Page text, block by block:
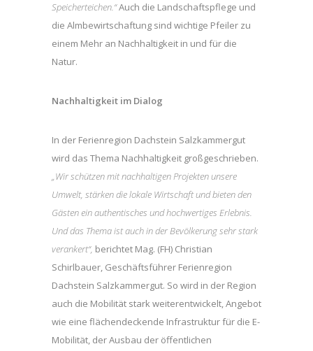
Speicherteichen.“Auch die Landschaftspflege und
die Almbewirtschaftung sind wichtige Pfeiler zu
einem Mehr an Nachhaltigkeit in und für die
Natur.
Nachhaltigkeit im Dialog
In der Ferienregion Dachstein Salzkammergut
wird das Thema Nachhaltigkeit großgeschrieben.
„Wir schützen mit nachhaltigen Projekten unsere
Umwelt, stärken die lokale Wirtschaft und bieten den
Gästen ein authentisches und hochwertiges Erlebnis.
Und das Thema ist auch in der Bevölkerung sehr stark
verankert“, berichtet Mag. (FH) Christian
Schirlbauer, Geschäftsführer Ferienregion
Dachstein Salzkammergut. So wird in der Region
auch die Mobilität stark weiterentwickelt, Angebot
wie eine flächendeckende Infrastruktur für die E-
Mobilität, der Ausbau der öffentlichen